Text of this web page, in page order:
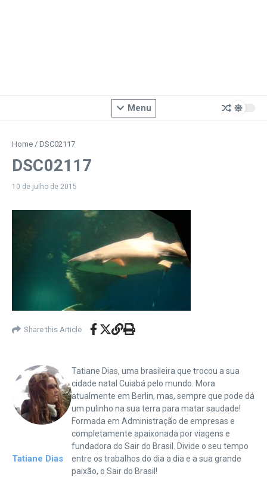
Menu
Home / DSC02117
DSC02117
10 de julho de 2015
Share this Article
Tatiane Dias
Tatiane Dias, uma brasileira que trocou a sua
cidade natal Cuiabá pelo mundo. Mora
atualmente em Berlin, mas, sempre que pode dá
um pulinho na sua terra para matar saudade!
Formada em Administração de empresas e
completamente apaixonada por viagens e
fundadora do Sair do Brasil. Divide o seu tempo
entre os trabalhos do dia a dia e a sua grande
paixão, o Sair do Brasil!